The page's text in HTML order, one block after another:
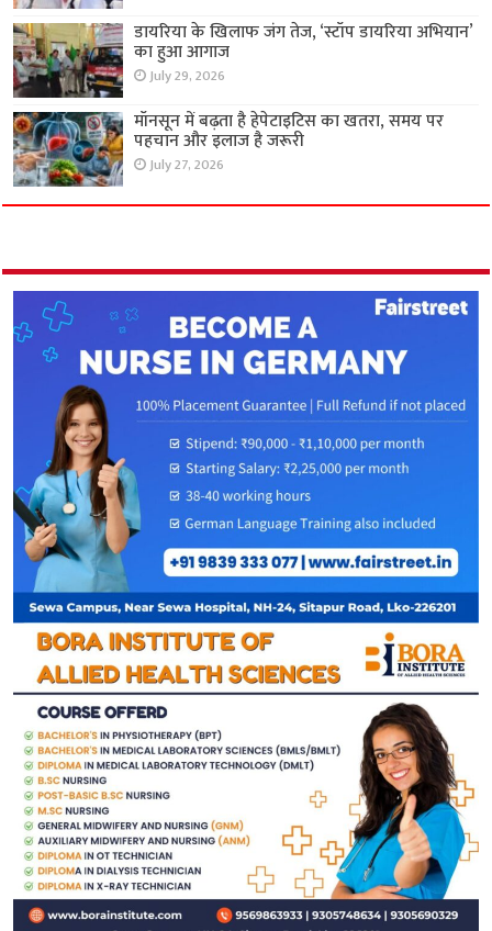
डायरिया के खिलाफ जंग तेज, ‘स्टॉप डायरिया अभियान’
का हुआ आगाज
July 29, 2026
मॉनसून में बढ़ता है हेपेटाइटिस का खतरा, समय पर
पहचान और इलाज है जरूरी
July 27, 2026